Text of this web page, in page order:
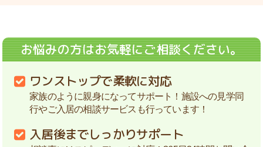
お悩みの方はお気軽にご相談ください。
ワンストップで柔軟に対応
家族のように親身になってサポート！施設への見学同
行やご入居の相談サービスも行っています！
入居後までしっかりサポート